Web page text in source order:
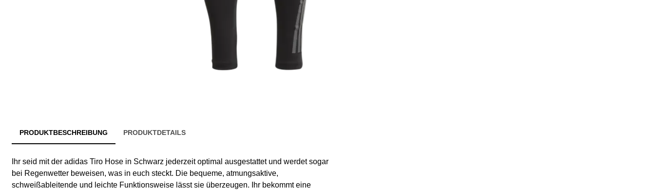
PRODUKTBESCHREIBUNG PRODUKTDETAILS
Ihr seid mit der adidas Tiro Hose in Schwarz jederzeit optimal ausgestattet und werdet sogar
bei Regenwetter beweisen, was in euch steckt. Die bequeme, atmungsaktive,
schweißableitende und leichte Funktionsweise lässt sie überzeugen. Ihr bekommt eine